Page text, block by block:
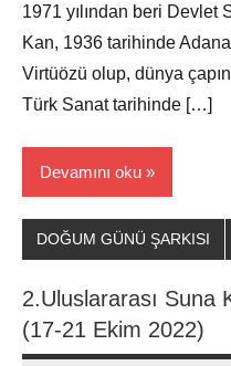
1971 yılından beri Devlet
Kan, 1936 tarihinde
Virtüözü olup, dünya
Türk Sanat tarihinde […]
Devamını oku
DOĞUM GÜNÜ ŞARKISI
2.Uluslararası Suna
(17-21 Ekim 2022)